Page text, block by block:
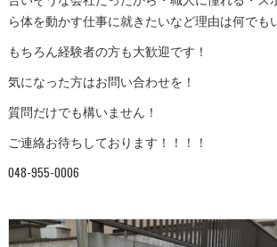
ら体を動かす仕事に就きたいなど理由は何でも
もちろん経験者の方も大歓迎です！
気になった方はお問い合わせを！
質問だけでも構いません！
ご連絡お待ちしております！！！！
048-955-0006